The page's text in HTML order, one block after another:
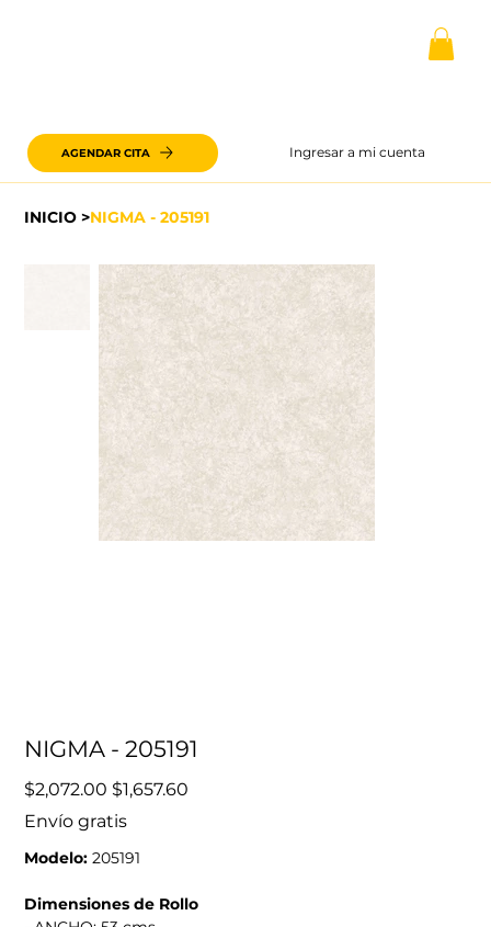
Ingresar a mi cuenta
AGENDAR CITA
INICIO >NIGMA - 205191
NIGMA - 205191
Precio
original
$2,072.00 Precio
de
$1,657.60
Envío gratis
Modelo:205191
Dimensiones de Rollo